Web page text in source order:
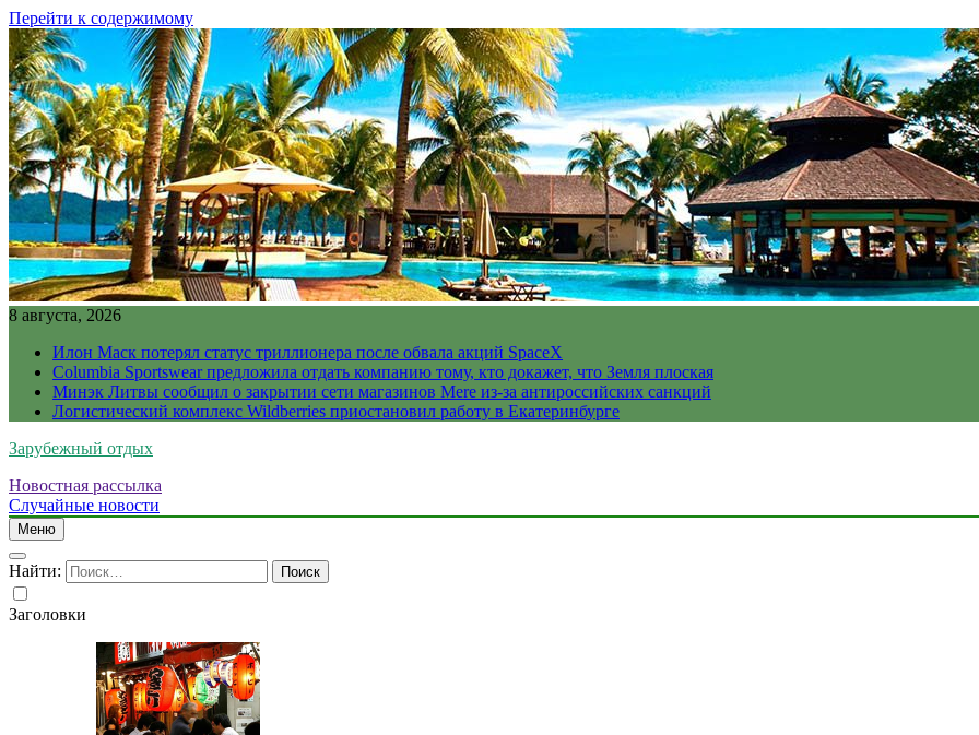
Перейти к содержимому
8 августа, 2026
Илон Маск потерял статус триллионера после обвала акций SpaceX
Columbia Sportswear предложила отдать компанию тому, кто докажет, что Земля плоская
Минэк Литвы сообщил о закрытии сети магазинов Mere из-за антироссийских санкций
Логистический комплекс Wildberries приостановил работу в Екатеринбурге
Зарубежный отдых
Новостная рассылка
Случайные новости
Меню
Найти:
Заголовки